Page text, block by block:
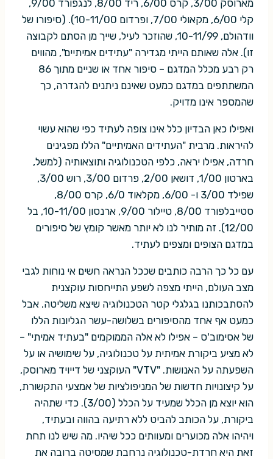
מארוסק 3/00, קרס 6/00, ריד 8/00, לנגפורד 9/00,
קלי 6/00, מקאולי 7/00, ופרדום 10-11/00). (סיפורו של
וודהולם, 10-11/99, שהוזכר לעיל, שייך מן הסתם לקבוצה
זו). אלה שאותם הייתי מגדירה "עתידים אמיתיים", מהווים
רק רבע מכלל המדגם – סיפור אחד או שניים מתוך 86
המשתתפים במדגם כמעט שאינם ניתנים להגדרה, כך
שהמספר אינו מדויק.
ואפילו כאן הבדיון כלל אינו צופה לעתיד כפי שהוא עשוי
להיראות. מרבית "העתידים האמיתיים" הללו מפגינים
חרדה, אפילו יראה, כלפי הטכנולוגיה ותוצאותיה (למשל,
בארטון 1/00, דושאן 2/00, פרדום 3/00, רוש 3/00,
שפילד 3/00 ו- 6/00, מקלאוד 6/0, קרס 8/00,
סטייבלפורד 8/00, טיילור 9/00, ארנסון 10-11/00, בל
12/00). זה מותיר לנו לא יותר מאשר קומץ של סיפורים
במדגם הצופים ומצפים לעתיד.
עם כל כך הרבה כותבים שככל הנראה חשים אי נוחות לגבי
מצב העולם, הייתי מצפה לשפע התייחסות עוקצנית
להסתבכותנו בגלגלי קטר הטכנולוגיה שיצא משליטה. אבל
כמעט אף אחד מהסיפורים בשלושה-עשר הגליונות הללו
של אסימוב'ס – אפילו לא אלה הממוקמים "בעתיד אמיתי" –
לא מציע ביקורת אמיתית על טכנולוגיה, על שימושיה או על
השפעתה על האנושות. "VTV" העוקצני של דייויד מארוסק,
על קיצונויות חדשות של המניפולציות של אמצעי התקשורת,
הוא יוצא מן הכלל שמעיד על הכלל (3/00). כדי שתהיה
ביקורת, על הכותב להביט ללא רתיעה בהווה ובעתיד,
ויהיהו אלה מכוערים ומעוותים ככל שיהיו. מה שיש לנו תחת
זאת היא חרדת-טכנולוגיה נרחבת שמסיטה ברובה את